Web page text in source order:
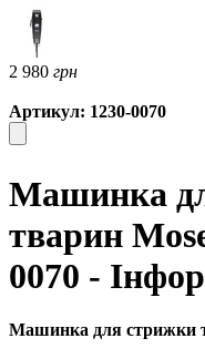
2 980 грн
Артикул: 1230-0070
Машинка
тварин
0070 -
Машинка для стрижки